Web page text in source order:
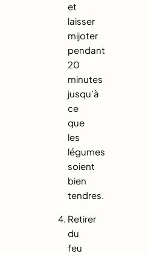
et
laisser
mijoter
pendant
20
minutes
jusqu’à
ce
que
les
légumes
soient
bien
tendres.
Retirer
du
feu